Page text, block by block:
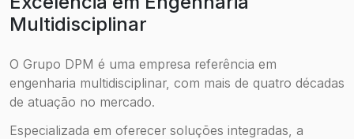
Multidisciplinar
O Grupo DPM é uma empresa referência em
engenharia multidisciplinar, com mais de quatro décadas
de atuação no mercado.
Especializada em oferecer soluções integradas, a